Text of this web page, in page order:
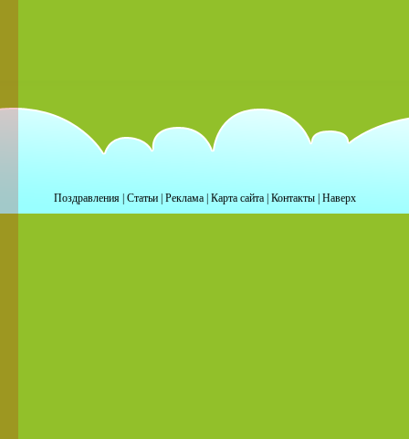
Поздравления| Статьи| Реклама| Карта сайта| Контакты| Наверх